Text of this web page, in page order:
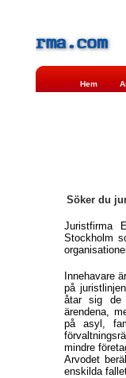
Hem
Söker du
Juristfirma
Stockholm
Innehavare
på
åtar sig de
ärendena,
på asyl,
mindre
Arvodet
enskilda